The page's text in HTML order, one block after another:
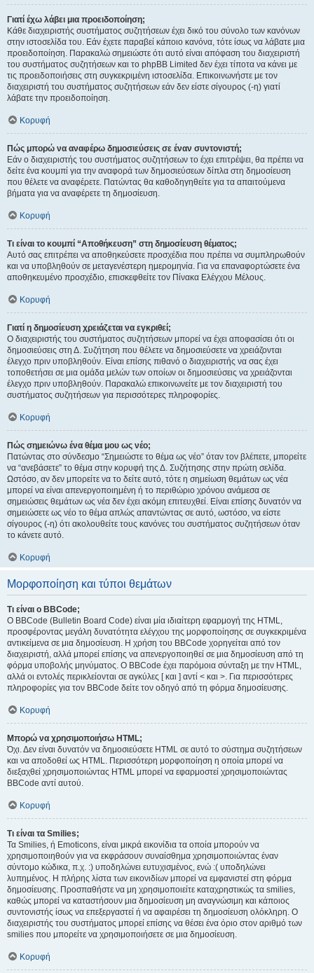
Γιατί έχω λάβει μια προειδοποίηση;
Κάθε διαχειριστής συστήματος συζητήσεων έχει δικό του σύνολο των κανόνων
στην ιστοσελίδα του. Εάν έχετε παραβεί κάποιο κανόνα, τότε ίσως να λάβατε μια
προειδοποίηση. Παρακαλώ σημειώστε ότι αυτό είναι απόφαση του διαχειριστή
του συστήματος συζητήσεων και το phpBB Limited δεν έχει τίποτα να κάνει με
τις προειδοποιήσεις στη συγκεκριμένη ιστοσελίδα. Επικοινωνήστε με τον
διαχειριστή του συστήματος συζητήσεων εάν δεν είστε σίγουρος (-η) γιατί
λάβατε την προειδοποίηση.
Κορυφή
Πώς μπορώ να αναφέρω δημοσιεύσεις σε έναν συντονιστή;
Εάν ο διαχειριστής του συστήματος συζητήσεων το έχει επιτρέψει, θα πρέπει να
δείτε ένα κουμπί για την αναφορά των δημοσιεύσεων δίπλα στη δημοσίευση
που θέλετε να αναφέρετε. Πατώντας θα καθοδηγηθείτε για τα απαιτούμενα
βήματα για να αναφέρετε τη δημοσίευση.
Κορυφή
Τι είναι το κουμπί “Αποθήκευση” στη δημοσίευση θέματος;
Αυτό σας επιτρέπει να αποθηκεύσετε προσχέδια που πρέπει να συμπληρωθούν
και να υποβληθούν σε μεταγενέστερη ημερομηνία. Για να επαναφορτώσετε ένα
αποθηκευμένο προσχέδιο, επισκεφθείτε τον Πίνακα Ελέγχου Μέλους.
Κορυφή
Γιατί η δημοσίευση χρειάζεται να εγκριθεί;
Ο διαχειριστής του συστήματος συζητήσεων μπορεί να έχει αποφασίσει ότι οι
δημοσιεύσεις στη Δ. Συζήτηση που θέλετε να δημοσιεύσετε να χρειάζονται
έλεγχο πριν υποβληθούν. Είναι επίσης πιθανό ο διαχειριστής να σας έχει
τοποθετήσει σε μια ομάδα μελών των οποίων οι δημοσιεύσεις να χρειάζονται
έλεγχο πριν υποβληθούν. Παρακαλώ επικοινωνείτε με τον διαχειριστή του
συστήματος συζητήσεων για περισσότερες πληροφορίες.
Κορυφή
Πώς σημειώνω ένα θέμα μου ως νέο;
Πατώντας στο σύνδεσμο “Σημειώστε το θέμα ως νέο” όταν τον βλέπετε, μπορείτε
να “ανεβάσετε” το θέμα στην κορυφή της Δ. Συζήτησης στην πρώτη σελίδα.
Ωστόσο, αν δεν μπορείτε να το δείτε αυτό, τότε η σημείωση θεμάτων ως νέα
μπορεί να είναι απενεργοποιημένη ή το περιθώριο χρόνου ανάμεσα σε
σημειώσεις θεμάτων ως νέα δεν έχει ακόμη επιτευχθεί. Είναι επίσης δυνατόν να
σημειώσετε ως νέο το θέμα απλώς απαντώντας σε αυτό, ωστόσο, να είστε
σίγουρος (-η) ότι ακολουθείτε τους κανόνες του συστήματος συζητήσεων όταν
το κάνετε αυτό.
Κορυφή
Μορφοποίηση και τύποι θεμάτων
Τι είναι ο BBCode;
Ο BBCode (Bulletin Board Code) είναι μία ιδιαίτερη εφαρμογή της HTML,
προσφέροντας μεγάλη δυνατότητα ελέγχου της μορφοποίησης σε συγκεκριμένα
αντικείμενα σε μια δημοσίευση. Η χρήση του BBCode χορηγείται από τον
διαχειριστή, αλλά μπορεί επίσης να απενεργοποιηθεί σε μια δημοσίευση από τη
φόρμα υποβολής μηνύματος. Ο BBCode έχει παρόμοια σύνταξη με την HTML,
αλλά οι εντολές περικλείονται σε αγκύλες [ και ] αντί < και >. Για περισσότερες
πληροφορίες για τον BBCode δείτε τον οδηγό από τη φόρμα δημοσίευσης.
Κορυφή
Μπορώ να χρησιμοποιήσω HTML;
Όχι. Δεν είναι δυνατόν να δημοσιεύσετε HTML σε αυτό το σύστημα συζητήσεων
και να αποδοθεί ως HTML. Περισσότερη μορφοποίηση η οποία μπορεί να
διεξαχθεί χρησιμοποιώντας HTML μπορεί να εφαρμοστεί χρησιμοποιώντας
BBCode αντί αυτού.
Κορυφή
Τι είναι τα Smilies;
Τα Smilies, ή Emoticons, είναι μικρά εικονίδια τα οποία μπορούν να
χρησιμοποιηθούν για να εκφράσουν συναίσθημα χρησιμοποιώντας έναν
σύντομο κώδικα, π.χ. :) υποδηλώνει ευτυχισμένος, ενώ :( υποδηλώνει
λυπημένος. Η πλήρης λίστα των εικονιδίων μπορεί να εμφανιστεί στη φόρμα
δημοσίευσης. Προσπαθήστε να μη χρησιμοποιείτε καταχρηστικώς τα smilies,
καθώς μπορεί να καταστήσουν μια δημοσίευση μη αναγνώσιμη και κάποιος
συντονιστής ίσως να επεξεργαστεί ή να αφαιρέσει τη δημοσίευση ολόκληρη. Ο
διαχειριστής του συστήματος μπορεί επίσης να θέσει ένα όριο στον αριθμό των
smilies που μπορείτε να χρησιμοποιήσετε σε μια δημοσίευση.
Κορυφή